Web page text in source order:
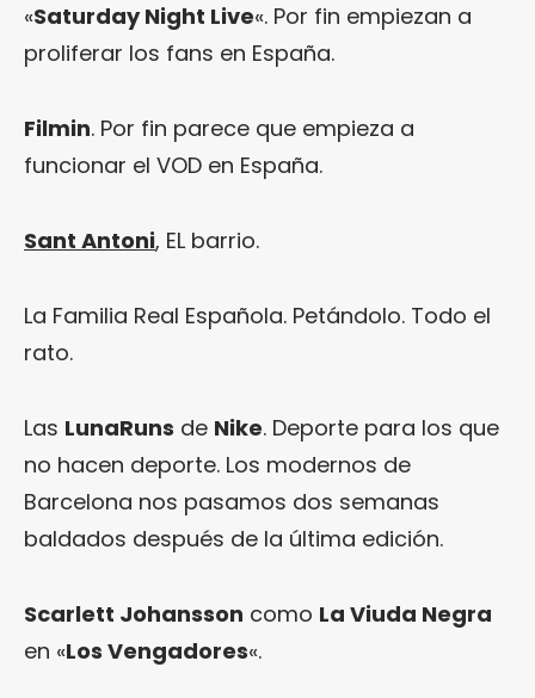
«Saturday Night Live«. Por fin empiezan a
proliferar los fans en España.
Filmin. Por fin parece que empieza a
funcionar el VOD en España.
Sant Antoni, EL barrio.
La Familia Real Española. Petándolo. Todo el
rato.
Las LunaRuns de Nike. Deporte para los que
no hacen deporte. Los modernos de
Barcelona nos pasamos dos semanas
baldados después de la última edición.
Scarlett Johansson como La Viuda Negra
en «Los Vengadores«.